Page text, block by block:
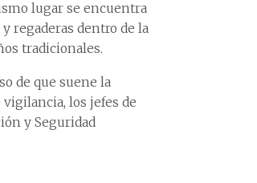
lugar se encuentra
regaderas dentro de la
tradicionales.
de que suene la
los jefes de
y Seguridad